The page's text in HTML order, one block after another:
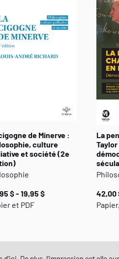
de Minerve :
culture
et société (2e
$ - 19,95 $
et PDF
La
42,00